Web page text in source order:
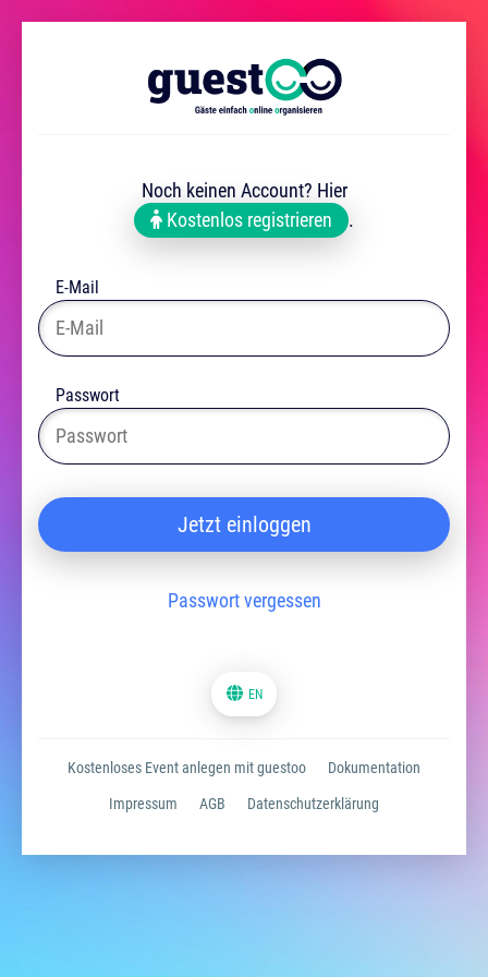
Noch keinen Account? Hier
Kostenlos registrieren
.
E-Mail
Passwort
Jetzt einloggen
Passwort vergessen
EN
Kostenloses Event anlegen mit guestoo Dokumentation
Impressum AGB Datenschutzerklärung